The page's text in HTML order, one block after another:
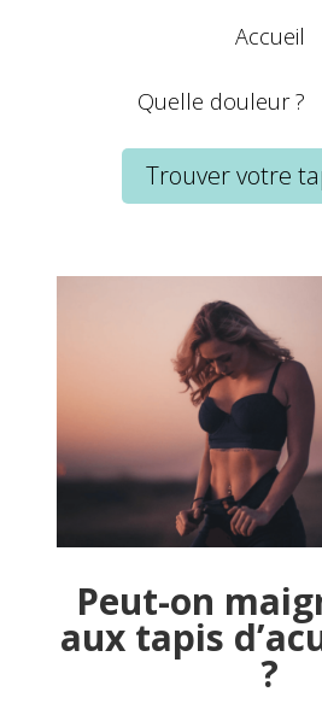
Accueil
Quelle douleur ?
Trouver votre
Peut-on
aux tapis
?